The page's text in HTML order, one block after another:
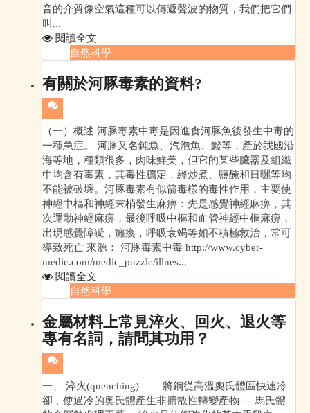
音的介質像空氣這種可以傳遞聲波的物質，我們把它們
叫...
閱讀全文
自然科學
有關於河豚毒素的資料?
（一）概述 河豚毒素中毒是因進食河豚魚後發生中毒的
一種急症。 河豚又名鈍魚、汽泡魚、鱍等，產於我國沿
海等地，種類很多，肉味鮮美，但它的某些臟器及組織
中均含有毒素，其毒性穩定，經炒煮、鹽醃和日曬等均
不能被破壞。河豚毒素有似箭毒樣的毒性作用，主要使
神經中樞和神經末梢發生麻痹：先是感覺神經麻痹，其
次運動神經麻痹，最後呼吸中樞和血管神經中樞麻痹，
出現感覺障礙，癱瘓，呼吸衰竭等如不積極救治，常可
導致死亡 來源： 河豚毒素中毒 http://www.cyber-
medic.com/medic_puzzle/illnes...
閱讀全文
自然科學
金屬材料上常見淬火、回火、退火等
專有名詞，請問其功用？
一、 淬火(quenching) 將鋼從高溫奧氏體區快速冷
卻﹐使過冷的奧氏體產生非擴散性轉變產物──馬氏體